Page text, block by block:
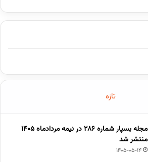
تازه
مجله بسپار شماره 286 در نیمه مردادماه 1405
منتشر شد
1405-05-14